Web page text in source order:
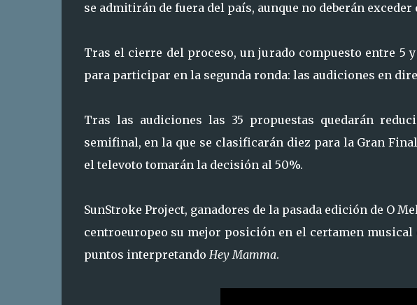
se admitirán de fuera del país, aunque no deberán
Tras el cierre del proceso, un jurado compuesto entre 5
para participar en la segunda ronda: las audiciones en
Tras las audiciones las 35 propuestas quedarán
semifinal, en la que se clasificarán diez para la Gran
el televoto tomarán la decisión al 50%.
SunStroke Project, ganadores de la pasada edición de O
centroeuropeo su mejor posición en el certamen musical
puntos interpretando Hey Mamma.